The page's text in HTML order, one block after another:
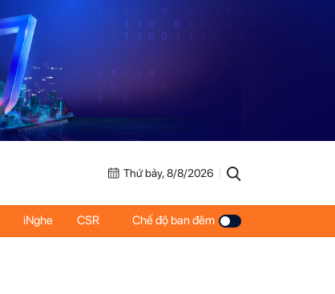
Thứ bảy, 8/8/2026
iNghe CSR Chế độ ban đêm